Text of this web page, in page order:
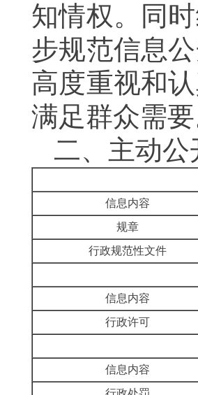
知情权。
同时
步规范信息
高度重视和
满足群众需要
二、 主动
信息内容
规章
行政规范性文件
信息内容
行政许可
信息内容